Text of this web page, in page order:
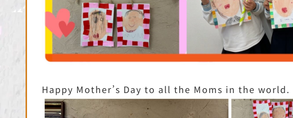
Happy Mother’s Day to all the Moms in the world.